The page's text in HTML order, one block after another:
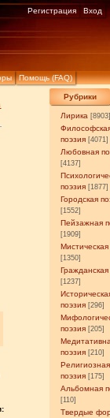
Помощь (FAQ)
Регистрация Вход
Рубрики
Лирика
поэзия [4071]
Любовная
[4137]
поэзия [1877]
Городская
[1552]
Пейзажная
[1909]
Мистическая
[1350]
Гражданская
[1237]
поэзия [296]
поэзия [205]
поэзия [210]
Религиозная
поэзия [175]
Альбомная
[110]
Твердые